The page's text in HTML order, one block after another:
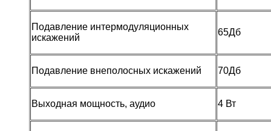
Подавление интермодуляционных
искажений
65Дб
Подавление внеполосных искажений 70Дб
Выходная мощность, аудио 4 Вт